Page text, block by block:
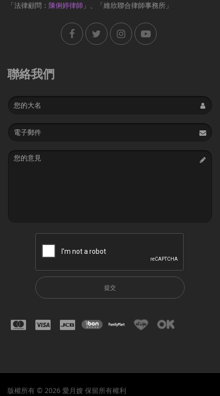
「法律顧問： 陳俐婷律師 」、「維欣聯合律師事務所」
聯絡我們
Name
Email
address
Message
提交
版權所有 © 2026 愛月嫂 保留所有權利